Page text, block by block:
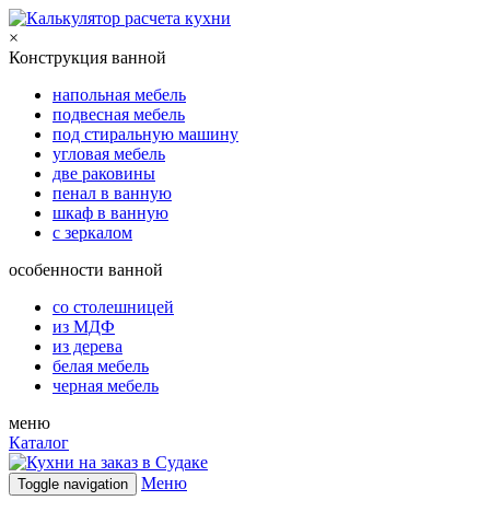
×
Конструкция ванной
напольная мебель
подвесная мебель
под стиральную машину
угловая мебель
две раковины
пенал в ванную
шкаф в ванную
с зеркалом
особенности ванной
со столешницей
из МДФ
из дерева
белая мебель
черная мебель
меню
Каталог
Toggle navigation Меню